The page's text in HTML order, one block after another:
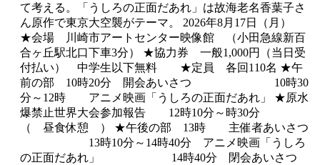
て考える。「うしろの正面だあれ」は故海老名香葉子さ
ん原作で東京大空襲がテーマ。 2026年8月17日（月）
★会場 川崎市アートセンター映像館 （小田急線新百
合ヶ丘駅北口下車3分） ★協力券 一般1,000円（当日受
付払い） 中学生以下無料 ★定員 各回110名 ★午
前の部 10時20分 開会あいさつ 10時30
分～12時 アニメ映画「うしろの正面だあれ」 ★原水
爆禁止世界大会参加報告 12時10分～時30分
（ 昼食休憩 ） ★午後の部 13時 主催者あいさつ
13時10分～14時40分 アニメ映画「うしろ
の正面だあれ」 14時40分 閉会あいさつ